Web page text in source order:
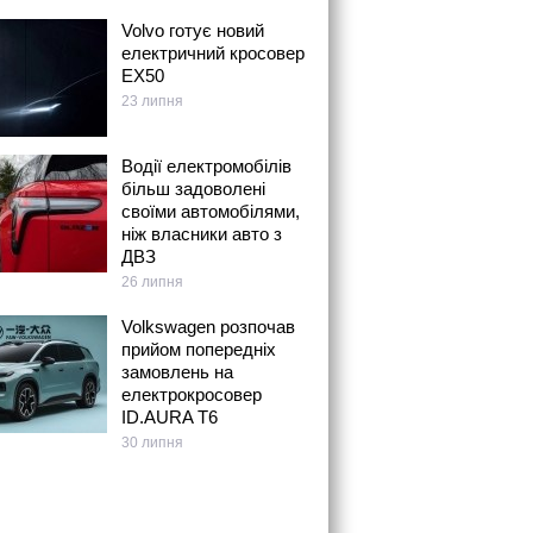
Volvo готує новий
електричний кросовер
EX50
23 липня
Водії електромобілів
більш задоволені
своїми автомобілями,
ніж власники авто з
ДВЗ
26 липня
Volkswagen розпочав
прийом попередніх
замовлень на
електрокросовер
ID.AURA T6
30 липня